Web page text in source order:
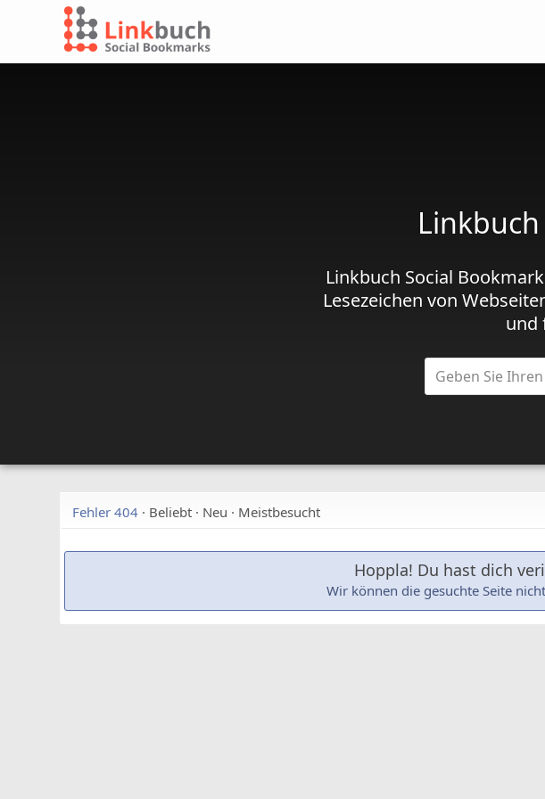
Linkbuch Social
Lesezeichen von
und
Fehler 404 · Beliebt · Neu · Meistbesucht
Hoppla! Du hast dich
Wir können die gesuchte Seite